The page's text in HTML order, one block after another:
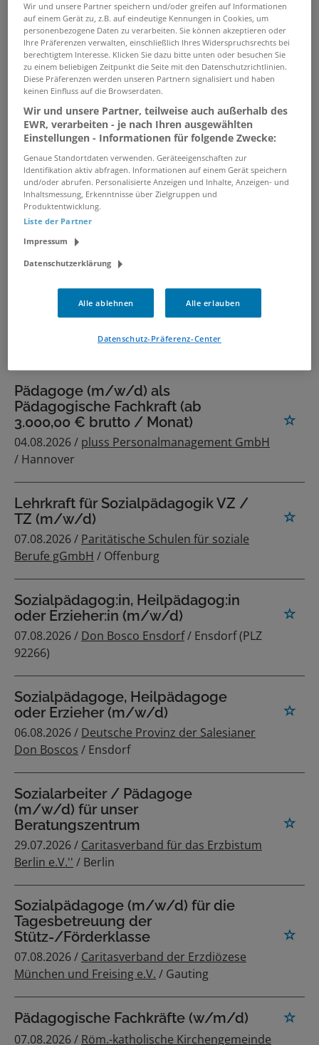
06.08.2026 /KommRum e.V. / Charlottenburg-
Wilmersdorf, Friedrichshain-Kreuzberg
Lerntherapeut - Psychologe /
Pädagoge (m/w/d) - Teilzeit -
Stuttgart
03.08.2026 /VIF Personalberatung #
Vermittlung in Festanstellung # Volker
Bronheim / Stuttgart
Sozialpädagoge (m/w/d)
Beschäftigungsgesellschaft des bfw mbH
Berleburg
Pflegepädagogin (m/w/d)
/ Hamburg
Pädagoge (m/w/d) als
Pädagogische Fachkraft (ab
3.000,00 € brutto / Monat)
04.08.2026 / pluss Personalmanagement GmbH
/ Hannover
Lehrkraft für Sozialpädagogik VZ /
TZ (m/w/d)
07.08.2026 / Paritätische Schulen für soziale
Berufe gGmbH / Offenburg
Sozialpädagog:in, Heilpädagog:in
oder Erzieher:in (m/w/d)
07.08.2026 / Don Bosco Ensdorf/ Ensdorf (PLZ
92266)
Sozialpädagoge, Heilpädagoge
oder Erzieher (m/w/d)
06.08.2026 / Deutsche Provinz der Salesianer
Don Boscos / Ensdorf
Sozialarbeiter / Pädagoge
(m/w/d) für unser
Beratungszentrum
29.07.2026 / Caritasverband für das Erzbistum
Berlin e.V.'' / Berlin
Sozialpädagoge (m/w/d) für die
Tagesbetreuung der
Stütz-/Förderklasse
07.08.2026 / Caritasverband der Erzdiözese
München und Freising e.V. / Gauting
Pädagogische Fachkräfte (w/m/d)
07.08.2026 / Röm.-katholische Kirchengemeinde
Wir und unsere Partner speichern und/oder greifen auf Informationen
auf einem Gerät zu, z.B. auf eindeutige Kennungen in Cookies, um
personenbezogene Daten zu verarbeiten. Sie können akzeptieren oder
Ihre Präferenzen verwalten, einschließlich Ihres Widerspruchsrechts bei
berechtigtem Interesse. Klicken Sie dazu bitte unten oder besuchen Sie
zu einem beliebigen Zeitpunkt die Seite mit den Datenschutzrichtlinien.
Diese Präferenzen werden unseren Partnern signalisiert und haben
keinen Einfluss auf die Browserdaten.
Wir und unsere Partner, teilweise auch außerhalb des
EWR, verarbeiten - je nach Ihren ausgewählten
Einstellungen - Informationen für folgende Zwecke:
Genaue Standortdaten verwenden. Geräteeigenschaften zur
Identifikation aktiv abfragen. Informationen auf einem Gerät speichern
und/oder abrufen. Personalisierte Anzeigen und Inhalte, Anzeigen- und
Inhaltsmessung, Erkenntnisse über Zielgruppen und
Produktentwicklung.
Liste der Partner
Impressum
Datenschutzerklärung
Alle ablehnen Alle erlauben
Datenschutz-Präferenz-Center